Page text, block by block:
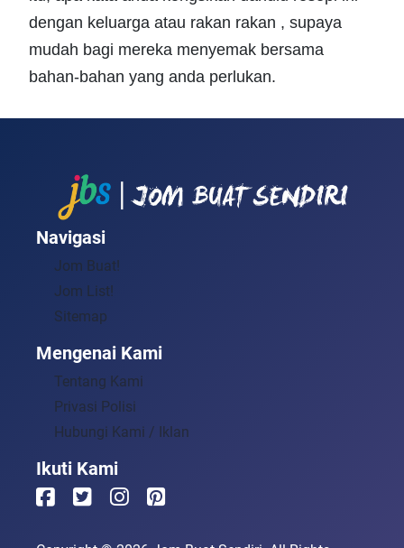
dengan keluarga atau rakan rakan , supaya
mudah bagi mereka menyemak bersama
bahan-bahan yang anda perlukan.
Navigasi
Jom Buat!
Jom List!
Sitemap
Mengenai Kami
Tentang Kami
Privasi Polisi
Hubungi Kami / Iklan
Ikuti Kami